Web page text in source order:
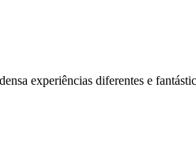
experiências diferentes e